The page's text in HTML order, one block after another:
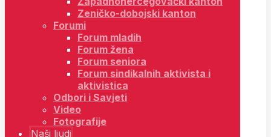
Zeničko-dobojski kanton
Forumi
Forum mladih
Forum žena
Forum seniora
Forum sindikalnih aktivista i
aktivistica
Odbori i Savjeti
Video
Fotografije
Naši ljudi